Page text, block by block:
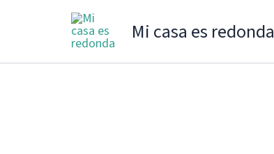
Mi casa es redonda